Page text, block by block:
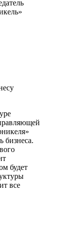
бизнеса.
будет
все